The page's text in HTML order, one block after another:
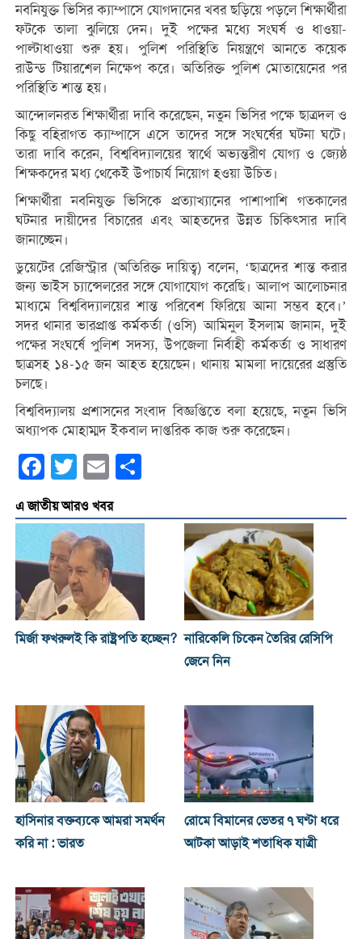
নবনিযুক্ত ভিসির ক্যাম্পাসে যোগদানের খবর ছড়িয়ে পড়লে শিক্ষার্থীরা
ফটকে তালা ঝুলিয়ে দেন। দুই পক্ষের মধ্যে সংঘর্ষ ও ধাওয়া-
পাল্টাধাওয়া শুরু হয়। পুলিশ পরিস্থিতি নিয়ন্ত্রণে আনতে কয়েক
রাউন্ড টিয়ারশেল নিক্ষেপ করে। অতিরিক্ত পুলিশ মোতায়েনের পর
পরিস্থিতি শান্ত হয়।
আন্দোলনরত শিক্ষার্থীরা দাবি করেছেন, নতুন ভিসির পক্ষে ছাত্রদল ও
কিছু বহিরাগত ক্যাম্পাসে এসে তাদের সঙ্গে সংঘর্ষের ঘটনা ঘটে।
তারা দাবি করেন, বিশ্ববিদ্যালয়ের স্বার্থে অভ্যন্তরীণ যোগ্য ও জ্যেষ্ঠ
শিক্ষকদের মধ্য থেকেই উপাচার্য নিয়োগ হওয়া উচিত।
শিক্ষার্থীরা নবনিযুক্ত ভিসিকে প্রত্যাখ্যানের পাশাপাশি গতকালের
ঘটনার দায়ীদের বিচারের এবং আহতদের উন্নত চিকিৎসার দাবি
জানাচ্ছেন।
ডুয়েটের রেজিস্ট্রার (অতিরিক্ত দায়িত্ব) বলেন, ‘ছাত্রদের শান্ত করার
জন্য ভাইস চ্যান্সেলরের সঙ্গে যোগাযোগ করেছি। আলাপ আলোচনার
মাধ্যমে বিশ্ববিদ্যালয়ের শান্ত পরিবেশ ফিরিয়ে আনা সম্ভব হবে।’
সদর থানার ভারপ্রাপ্ত কর্মকর্তা (ওসি) আমিনুল ইসলাম জানান, দুই
পক্ষের সংঘর্ষে পুলিশ সদস্য, উপজেলা নির্বাহী কর্মকর্তা ও সাধারণ
ছাত্রসহ ১৪-১৫ জন আহত হয়েছেন। থানায় মামলা দায়েরের প্রস্তুতি
চলছে।
বিশ্ববিদ্যালয় প্রশাসনের সংবাদ বিজ্ঞপ্তিতে বলা হয়েছে, নতুন ভিসি
অধ্যাপক মোহাম্মদ ইকবাল দাপ্তরিক কাজ শুরু করেছেন।
Facebook
Twitter Email
এ জাতীয় আরও খবর
মির্জা ফখরুলই কি রাষ্ট্রপতি হচ্ছেন? নারিকেলি চিকেন তৈরির রেসিপি
জেনে নিন
হাসিনার বক্তব্যকে আমরা সমর্থন
করি না : ভারত
রোমে বিমানের ভেতর ৭ ঘণ্টা ধরে
আটকা আড়াই শতাধিক যাত্রী